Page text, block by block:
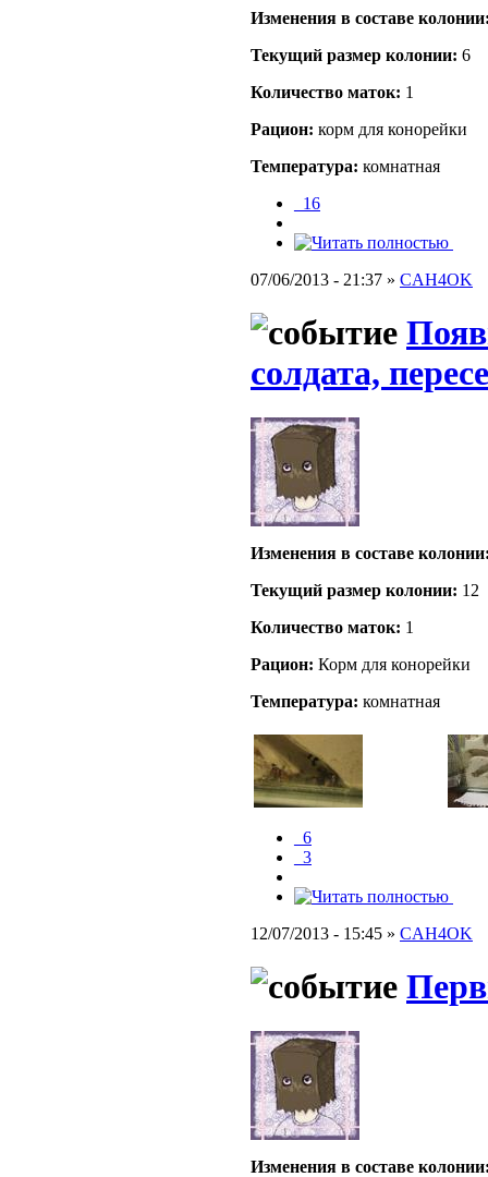
Изменения в составе
Текущий размер кoлонии: 6
Количество маток: 1
Рацион: корм для конорейки
Температура: комнатная
_16
07/06/2013 - 21:37 » CAH4OK
солдата,
Изменения в составе
Текущий размер кoлонии: 12
Количество маток: 1
Рацион: Корм для конорейки
Температура: комнатная
_6
_3
12/07/2013 - 15:45 » CAH4OK
Изменения в составе